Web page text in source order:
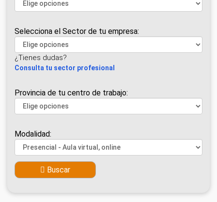
Selecciona el Sector de tu empresa:
¿Tienes dudas?
Consulta tu sector profesional
Provincia de tu centro de trabajo:
Modalidad:
Buscar